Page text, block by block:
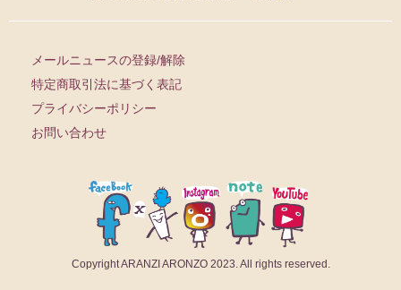
メールニュースの登録/解除
特定商取引法に基づく表記
プライバシーポリシー
お問い合わせ
Copyright ARANZI ARONZO 2023. All rights reserved.